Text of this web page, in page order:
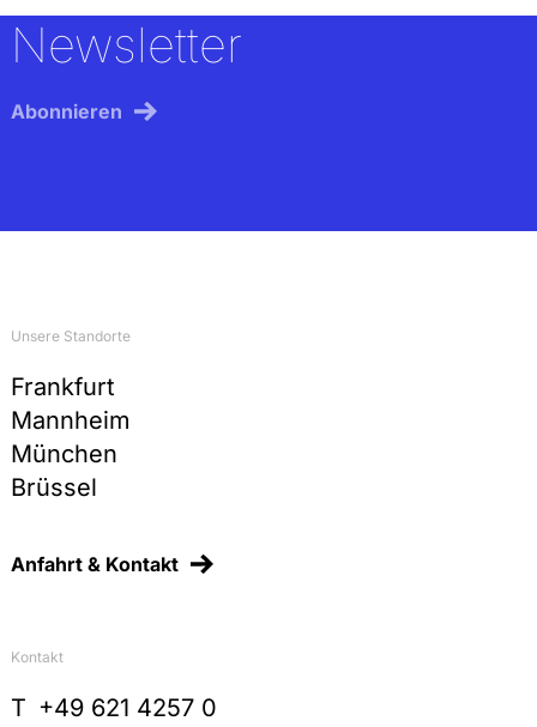
Early actions beim Klimaschutz: Zur Anerkennung
von Vorleistungen beim Emissionshandel,
(zusammen mit Prof. Dr. H.-W. Arndt)
Verstößt die deutsche Altfahrzeug-Verordnung
Umweltschäden statt privatrechtlicher
Umwelthaftung? Neue Tendenzen in der
europäischen Umweltpolitik, RIW 2002, 814-822
(zusammen mit Dr. J. Fluck)
Anmerkung zum Urteil des BVerfG, BayVBl. 2002,
Polizeiliche Videoüberwachung des öffentlichen
Raums,
VBlBW 2002, 89-95
(zusammen mit Prof. Dr. H.-W. Arndt)
Newsletter
Abonnieren
Unsere Standorte
Frankfurt
Mannheim
München
Brüssel
Anfahrt & Kontakt
Kontakt
T +49 621 4257 0